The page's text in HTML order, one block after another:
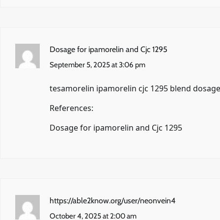
Dosage for ipamorelin and Cjc 1295
September 5, 2025 at 3:06 pm
tesamorelin ipamorelin cjc 1295 blend dosage
References:
Dosage for ipamorelin and Cjc 1295
https://able2know.org/user/neonvein4
October 4, 2025 at 2:00 am